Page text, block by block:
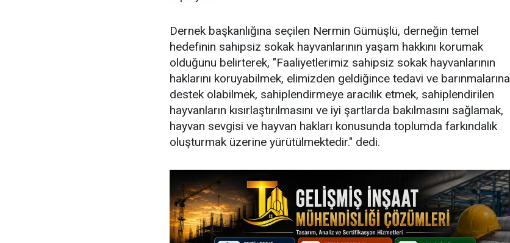
Dernek başkanlığına seçilen Nermin Gümüşlü, derneğin temel
hedefinin sahipsiz sokak hayvanlarının yaşam hakkını korumak
olduğunu belirterek, "Faaliyetlerimiz sahipsiz sokak hayvanlarının
haklarını koruyabilmek, elimizden geldiğince tedavi ve barınmalarına
destek olabilmek, sahiplendirmeye aracılık etmek, sahiplendirilen
hayvanların kısırlaştırılmasını ve iyi şartlarda bakılmasını sağlamak,
hayvan sevgisi ve hayvan hakları konusunda toplumda farkındalık
oluşturmak üzerine yürütülmektedir." dedi.